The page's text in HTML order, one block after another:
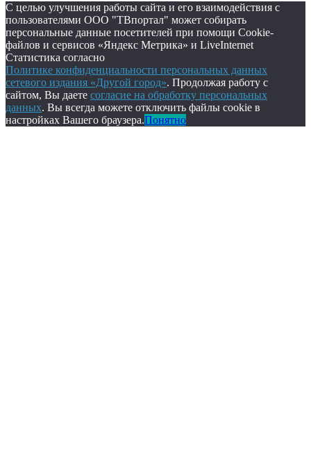
С целью улучшения работы сайта и его взаимодействия с
пользователями ООО "ТВпортал" может собирать
персональные данные посетителей при помощи Cookie-
файлов и сервисов «Яндекс Метрика» и LiveInternet
Статистика согласно
Политике конфиденциальности персональных данных
сетевого издания «Другой город». Продолжая работу с
сайтом, Вы даете согласие на обработку персональных
данных. Вы всегда можете отключить файлы cookie в
настройках Вашего браузера.Понятно